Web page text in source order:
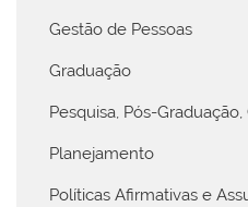
Gestão de Pessoas
Graduação
Pesquisa, Pós-
Planejamento
Políticas Afirmativas e